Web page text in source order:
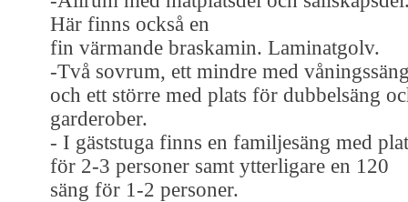
Här finns också en
fin värmande braskamin. Laminatgolv.
-Två sovrum, ett mindre med
och ett större med plats för dubbelsäng
garderober.
- I gäststuga finns en familjesäng med
för 2-3 personer samt ytterligare en 120
säng för 1-2 personer.